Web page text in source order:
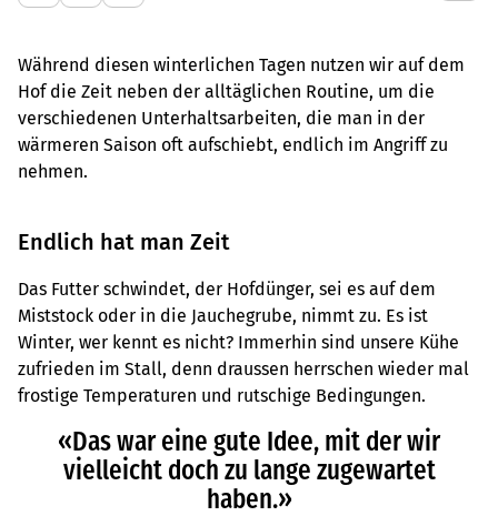
Während diesen winterlichen Tagen nutzen wir auf dem
Hof die Zeit neben der alltäglichen Routine, um die
verschiedenen Unterhaltsarbeiten, die man in der
wärmeren Saison oft aufschiebt, endlich im Angriff zu
nehmen.
Endlich hat man Zeit
Das Futter schwindet, der Hofdünger, sei es auf dem
Miststock oder in die Jauchegrube, nimmt zu. Es ist
Winter, wer kennt es nicht? Immerhin sind unsere Kühe
zufrieden im Stall, denn draussen herrschen wieder mal
frostige Temperaturen und rutschige Bedingungen.
«Das war eine gute Idee, mit der wir
vielleicht doch zu lange zugewartet
haben.»